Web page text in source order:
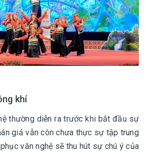
khí
thường diễn ra trước khi bắt đầu sự
giả vẫn còn chưa thực sự tập trung
văn nghệ sẽ thu hút sự chú ý của